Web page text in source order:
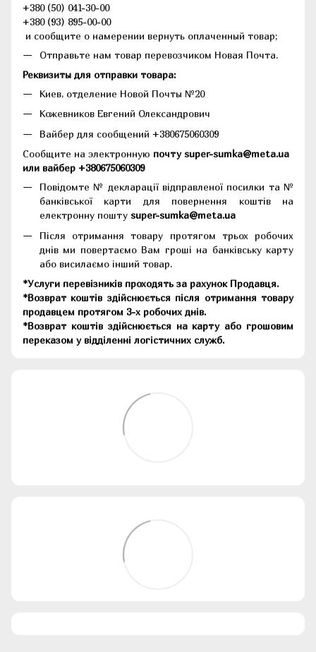
+380 (50) 041-30-00
+380 (93) 895-00-00
и сообщите о намерении вернуть оплаченный товар;
Отправьте нам товар перевозчиком Новая Почта.
Реквизиты для отправки товара:
Киев, отделение Новой Почты №20
Кожевников Евгений Олександрович
Вайбер для сообщений +380675060309
Сообщите на электронную почту super-sumka@meta.ua
или вайбер +380675060309
Повідомте № декларації відправленої посилки та №
банківської карти для повернення коштів на
електронну пошту super-sumka@meta.ua
Після отримання товару протягом трьох робочих
днів ми повертаємо Вам гроші на банківську карту
або висилаємо інший товар.
*Услуги перевізників проходять за рахунок Продавця.
*Возврат коштів здійснюється після отримання товару
продавцем протягом 3-х робочих днів.
*Возврат коштів здійснюється на карту або грошовим
переказом у відділенні логістичних служб.